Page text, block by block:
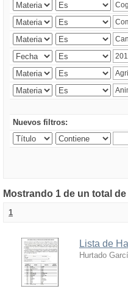
Nuevos filtros:
Mostrando 1 de un total
1
Lista de
Hurtado